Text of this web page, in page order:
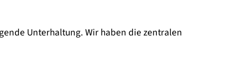
Unterhaltung. Wir haben die zentralen